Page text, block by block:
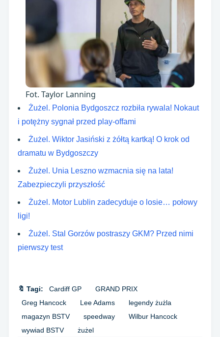
Fot. Taylor Lanning
Żużel. Polonia Bydgoszcz rozbiła rywala! Nokaut
i potężny sygnał przed play-offami
Żużel. Wiktor Jasiński z żółtą kartką! O krok od
dramatu w Bydgoszczy
Żużel. Unia Leszno wzmacnia się na lata!
Zabezpieczyli przyszłość
Żużel. Motor Lublin zadecyduje o losie… połowy
ligi!
Żużel. Stal Gorzów postraszy GKM? Przed nimi
pierwszy test
🔖 Tagi: Cardiff GP
GRAND PRIX
Greg Hancock
Lee Adams
legendy żużla
magazyn BSTV
speedway
Wilbur Hancock
wywiad BSTV
żużel